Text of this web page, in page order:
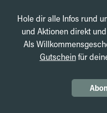
Hole dir alle Infos rund
und Aktionen direkt
Als
Gutscheinfür